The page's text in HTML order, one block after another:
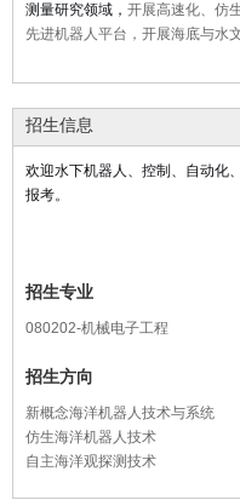
测量研究领域， 开展高速化、仿
先进机器人平台，开展海底与水
招生信息
欢迎水下机器人、控制、自动化
报考。
招生专业
080202-机械电子工程
招生方向
新概念海洋机器人技术与系统
仿生海洋机器人技术
自主海洋观探测技术